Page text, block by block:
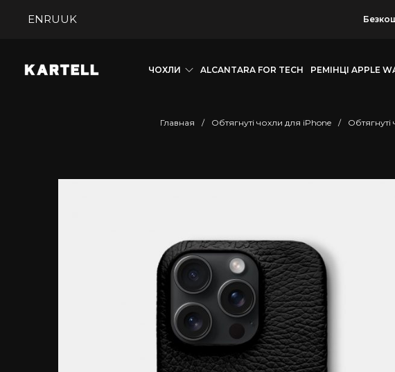
ENRUUK
ЧОХЛИ ALCANTARA FOR TECH РЕМІНЦІ APPLE
Главная / Обтягнуті чохли для iPhone / Обтягнуті